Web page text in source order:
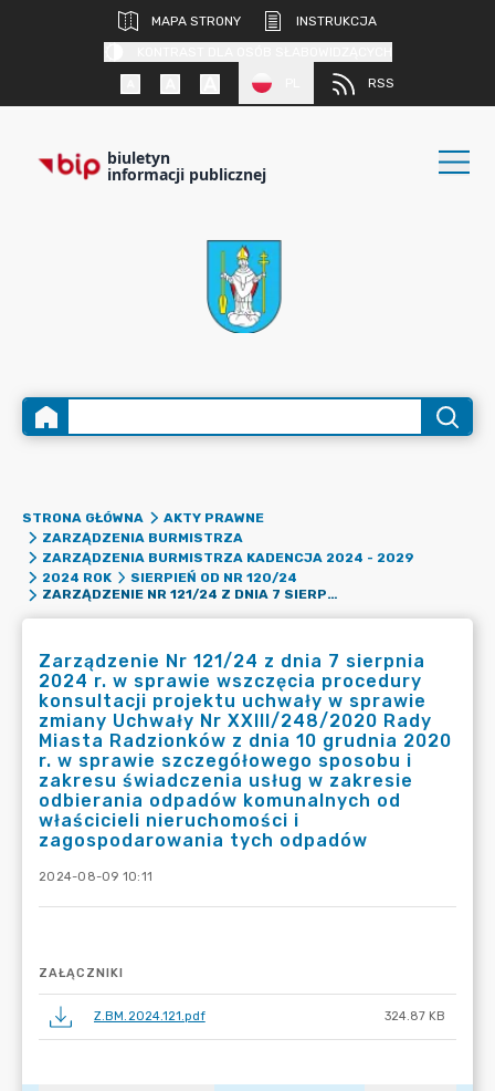
MAPA STRONY
INSTRUKCJA
RSS
biuletyn
informacji publicznej
STRONA GŁÓWNA
AKTY PRAWNE
ZARZĄDZENIA BURMISTRZA
ZARZĄDZENIA BURMISTRZA KADENCJA 2024 - 2029
2024 ROK
SIERPIEŃ OD NR 120/24
ZARZĄDZENIE NR 121/24 Z DNIA 7 SIERPNIA 2024 R. W SPRAWIE WSZCZĘCIA PROCEDURY KONSULTACJI PROJEKTU UCHWAŁY W SPRAWIE ZMIANY UCHWAŁY NR XXIII/248/2020 RADY MIASTA RADZIONKÓW Z DNIA 10 GRUDNIA 2020 R. W SPRAWIE SZCZEGÓŁOWEGO SPOSOBU I ZAKRESU ŚWIADCZENIA USŁUG W ZAKRESIE ODBIERANIA ODPADÓW KOMUNALNYCH OD WŁAŚCICIELI NIERUCHOMOŚCI I ZAGOSPODAROWANIA TYCH ODPADÓW
Zarządzenie Nr 121/24 z dnia 7 sierpnia
2024 r. w sprawie wszczęcia procedury
konsultacji projektu uchwały w sprawie
zmiany Uchwały Nr XXIII/248/2020 Rady
Miasta Radzionków z dnia 10 grudnia 2020
r. w sprawie szczegółowego sposobu i
zakresu świadczenia usług w zakresie
odbierania odpadów komunalnych od
właścicieli nieruchomości i
zagospodarowania tych odpadów
2024-08-09 10:11
ZAŁĄCZNIKI
Z.BM.2024.121.pdf 324.87 KB